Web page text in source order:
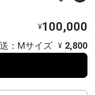
¥100,000
：Mサイズ ¥ 2,800